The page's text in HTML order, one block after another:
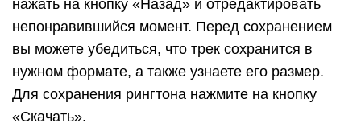
нажать на кнопку «Назад» и отредактировать
непонравившийся момент. Перед сохранением
вы можете убедиться, что трек сохранится в
нужном формате, а также узнаете его размер.
Для сохранения рингтона нажмите на кнопку
«Скачать».